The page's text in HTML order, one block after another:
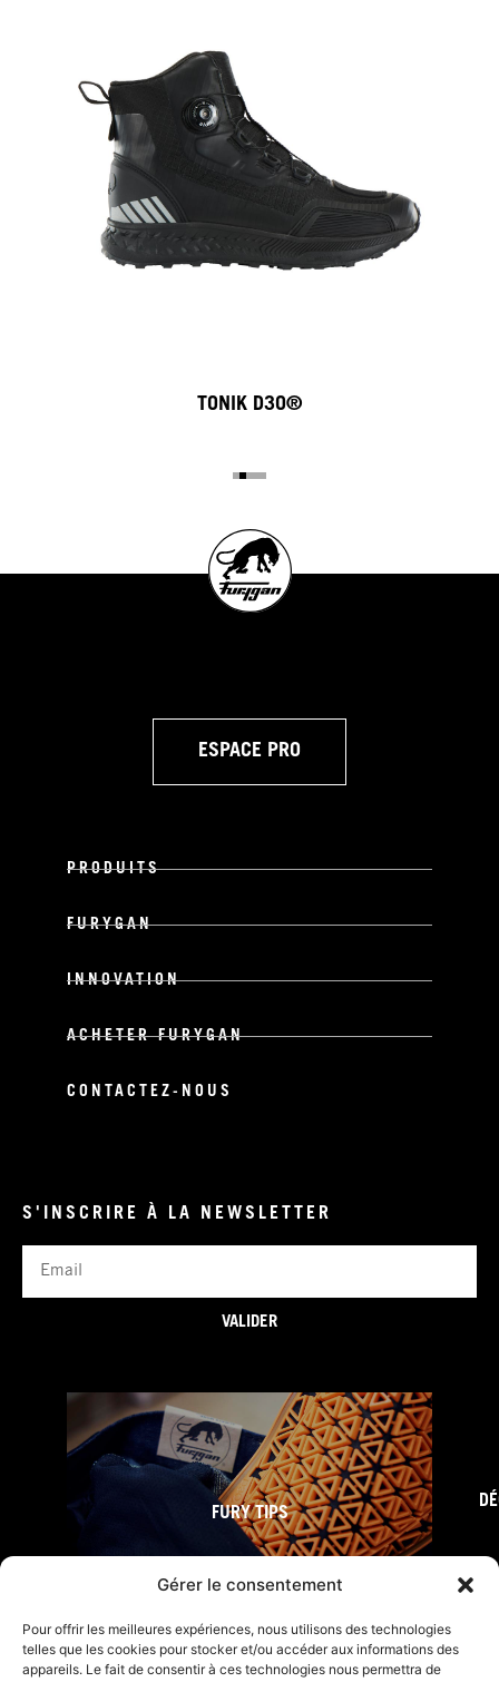
Gérer le consentement
Pour offrir les meilleures expériences, nous utilisons des technologies
telles que les cookies pour stocker et/ou accéder aux informations des
appareils. Le fait de consentir à ces technologies nous permettra de
TONIK D3O®
ESPACE PRO
PRODUITS
FURYGAN
INNOVATION
ACHETER FURYGAN
CONTACTEZ-NOUS
S'INSCRIRE À LA NEWSLETTER
VALIDER
FURY TIPS